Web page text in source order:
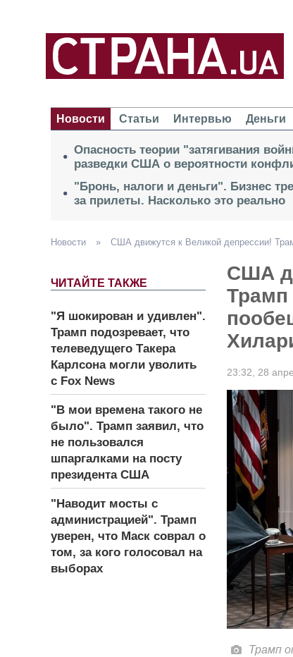
Новости
Статьи Интервью Деньги
Опасность теории "затягивания
разведки США о вероятности
"Бронь, налоги и деньги". Бизнес
за прилеты. Насколько это реально
Новости » США движутся к Великой депрессии!
ЧИТАЙТЕ ТАКЖЕ
"Я шокирован и удивлен".
Трамп подозревает, что
телеведущего Такера
Карлсона могли уволить
с Fox News
"В мои времена такого не
было". Трамп заявил, что
не пользовался
шпаргалками на посту
президента США
"Наводит мосты с
администрацией". Трамп
уверен, что Маск соврал о
том, за кого голосовал на
выборах
США
23:32, 28
Трамп